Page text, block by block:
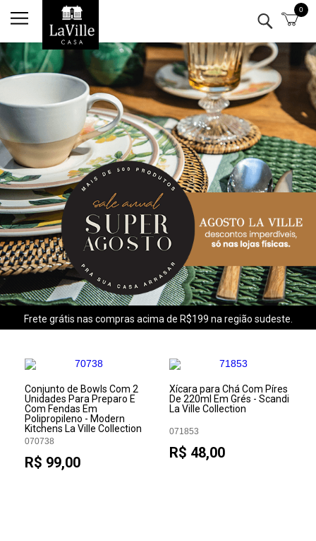
0
Minha conta
Lista de Presentes
Cozinha
Eletro
Bar
Decor
Kits
Marcas
Frete grátis nas compras acima de R$199 na região sudeste.
Conjunto de Bowls Com 2
Unidades Para Preparo E
Com Fendas Em
Polipropileno - Modern
Kitchens La Ville Collection
070738
R$ 99,00
Xícara para Chá Com Píres
De 220ml Em Grés - Scandi
La Ville Collection
071853
R$ 48,00